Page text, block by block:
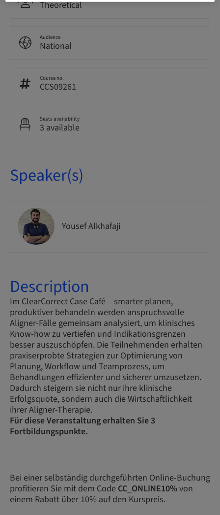
Theoretical
Audience
National
Course no.
CCS09261
Seats availability
3 available
Speaker(s)
Yousef Alkhafaji
Description
Im ClearCorrect Case Café – smarter planen,
produktiver behandeln werden anspruchsvolle
Aligner-Fälle gemeinsam analysiert, um klinisches
Know-how zu vertiefen und Indikationsgrenzen
besser auszuschöpfen. Die Teilnehmenden erhalten
praxiserprobte Strategien zur Optimierung von
Planung, Workflow und Teamprozess, um
Behandlungen effizienter und sicherer umzusetzen.
Dadurch steigern sie nicht nur ihre klinische
Erfolgsquote, sondern auch die Wirtschaftlichkeit
ihrer Aligner-Therapie.
Für diese Veranstaltung erhalten Sie 3
Fortbildungspunkte.
Bei einer selbständig durchgeführten Online-Buchung
profitieren Sie mit dem Code CC_ONLINE10%von
einem Rabatt über 10% auf den Kurspreis.